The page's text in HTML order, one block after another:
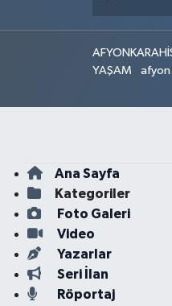
YAŞAM
Ana Sayfa
Kategoriler
Foto Galeri
Video
Yazarlar
Seri İlan
Röportaj